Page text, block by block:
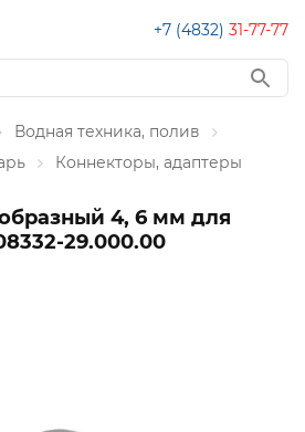
+7 (4832) 31-77-77
Водная техника, полив
Коннекторы, адаптеры
4, 6 мм для
29.000.00